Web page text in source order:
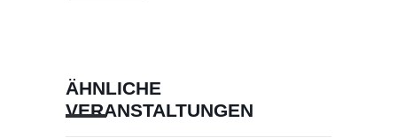
ÄHNLICHE
VERANSTALTUNGEN